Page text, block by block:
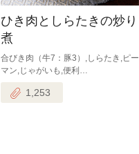
ひき肉としらたきの炒り
煮
合びき肉（牛7：豚3）,しらたき,ピー
マン,じゃがいも,便利…
1,253